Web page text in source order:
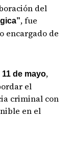
del
, fue
encargado de
11 de mayo,
el
criminal con
en el